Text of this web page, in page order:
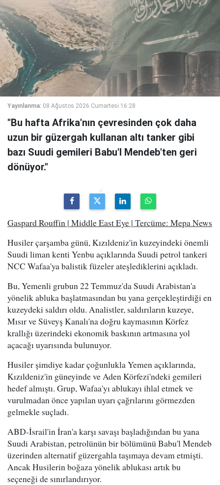
Yayınlanma: 08 Ağustos 2026 Cumartesi 16:28
"Bu hafta Afrika'nın çevresinden çok daha
uzun bir güzergah kullanan altı tanker gibi
bazı Suudi gemileri Babu'l Mendeb'ten geri
dönüyor."
Gaspard Rouffin | Middle East Eye | Tercüme: Mepa News
Husiler çarşamba günü, Kızıldeniz'in kuzeyindeki önemli
Suudi liman kenti Yenbu açıklarında Suudi petrol tankeri
NCC Wafaa'ya balistik füzeler ateşlediklerini açıkladı.
Bu, Yemenli grubun 22 Temmuz'da Suudi Arabistan'a
yönelik abluka başlatmasından bu yana gerçekleştirdiği en
kuzeydeki saldırı oldu. Analistler, saldırıların kuzeye,
Mısır ve Süveyş Kanalı'na doğru kaymasının Körfez
krallığı üzerindeki ekonomik baskının artmasına yol
açacağı uyarısında bulunuyor.
Husiler şimdiye kadar çoğunlukla Yemen açıklarında,
Kızıldeniz'in güneyinde ve Aden Körfezi'ndeki gemileri
hedef almıştı. Grup, Wafaa'yı ablukayı ihlal etmek ve
vurulmadan önce yapılan uyarı çağrılarını görmezden
gelmekle suçladı.
ABD-İsrail'in İran'a karşı savaşı başladığından bu yana
Suudi Arabistan, petrolünün bir bölümünü Babu'l Mendeb
üzerinden alternatif güzergahla taşımaya devam etmişti.
Ancak Husilerin boğaza yönelik ablukası artık bu
seçeneği de sınırlandırıyor.